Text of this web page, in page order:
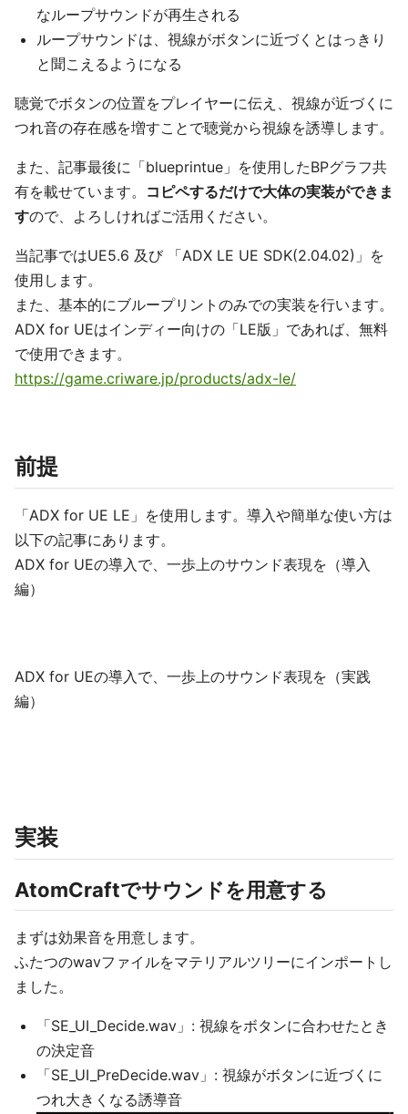
なループサウンドが再生される
ループサウンドは、視線がボタンに近づくとはっきり
と聞こえるようになる
聴覚でボタンの位置をプレイヤーに伝え、視線が近づくに
つれ音の存在感を増すことで聴覚から視線を誘導します。
また、記事最後に「blueprintue」を使用したBPグラフ共
有を載せています。 コピペするだけで大体の実装ができま
すので、よろしければご活用ください。
当記事ではUE5.6 及び 「ADX LE UE SDK(2.04.02)」を
使用します。
また、基本的にブループリントのみでの実装を行います。
ADX for UEはインディー向けの「LE版」であれば、無料
で使用できます。
https://game.criware.jp/products/adx-le/
前提
「ADX for UE LE」を使用します。導入や簡単な使い方は
以下の記事にあります。
ADX for UEの導入で、一歩上のサウンド表現を（導入
編）
ADX for UEの導入で、一歩上のサウンド表現を（実践
編）
実装
AtomCraftでサウンドを用意する
まずは効果音を用意します。
ふたつのwavファイルをマテリアルツリーにインポートし
ました。
「SE_UI_Decide.wav」: 視線をボタンに合わせたとき
の決定音
「SE_UI_PreDecide.wav」: 視線がボタンに近づくに
つれ大きくなる誘導音